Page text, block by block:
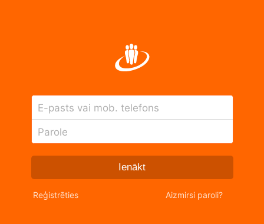
E-pasts vai mob. telefons
Parole
Ienākt
Reģistrēties Aizmirsi paroli?